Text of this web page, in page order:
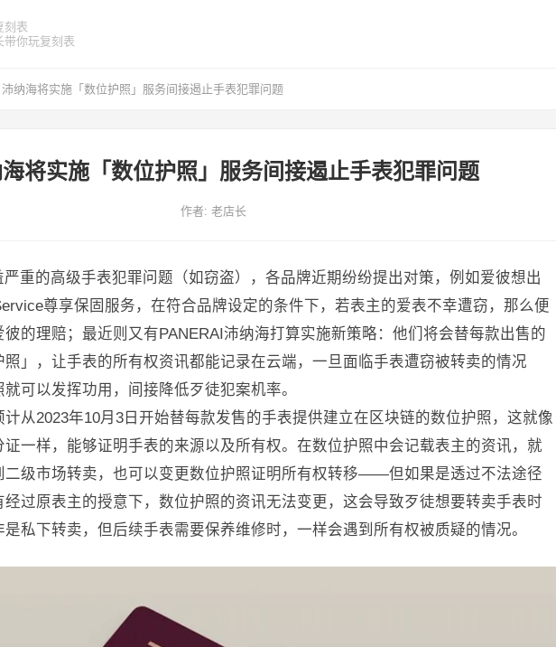
刻表
带你玩复刻表
沛纳海将实施「数位护照」服务间接遏止手表犯罪问题
将实施「数位护照」服务间接遏止手表犯罪问题
作者: 老店长
严重的高级手表犯罪问题（如窃盗），各品牌近期纷纷提出对策，例如爱彼想出
尊享保固服务，在符合品牌设定的条件下，若表主的爱表不幸遭窃，那么便
彼的理赔；最近则又有PANERAI沛纳海打算实施新策略：他们将会替每款出售的
」，让手表的所有权资讯都能记录在云端，一旦面临手表遭窃被转卖的情况
可以发挥功用，间接降低歹徒犯案机率。
从2023年10月3日开始替每款发售的手表提供建立在区块链的数位护照，这就像
证一样，能够证明手表的来源以及所有权。在数位护照中会记载表主的资讯，就
二级市场转卖，也可以变更数位护照证明所有权转移——但如果是透过不法途径
过原表主的授意下，数位护照的资讯无法变更，这会导致歹徒想要转卖手表时
私下转卖，但后续手表需要保养维修时，一样会遇到所有权被质疑的情况。